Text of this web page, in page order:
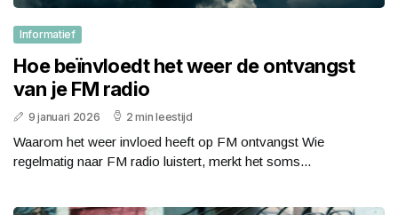
Informatief
Hoe beïnvloedt het weer de ontvangst
van je FM radio
9 januari 2026 2 min leestijd
Waarom het weer invloed heeft op FM ontvangst Wie
regelmatig naar FM radio luistert, merkt het soms...